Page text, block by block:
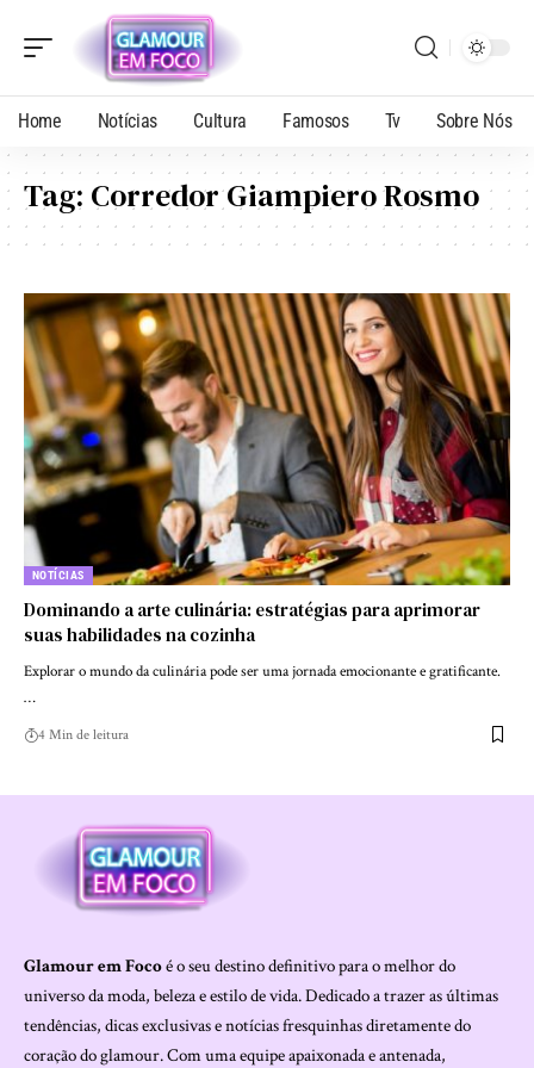
Home Notícias Cultura Famosos Tv Sobre Nós
Tag: Corredor Giampiero Rosmo
NOTÍCIAS
Dominando a arte culinária: estratégias para aprimorar
suas habilidades na cozinha
Explorar o mundo da culinária pode ser uma jornada emocionante e gratificante.
…
4 Min de leitura
Glamour em Focoé o seu destino definitivo para o melhor do
universo da moda, beleza e estilo de vida. Dedicado a trazer as últimas
tendências, dicas exclusivas e notícias fresquinhas diretamente do
coração do glamour. Com uma equipe apaixonada e antenada,